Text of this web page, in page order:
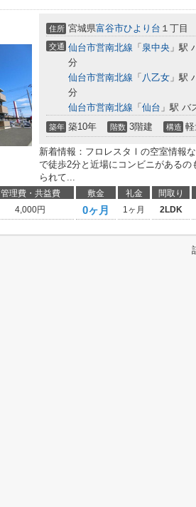
住所 宮城県富谷市ひより台 １丁目
交通 仙台市営南北線 「 泉中央 」駅
分
仙台市営南北線 「 八乙女 」駅
分
仙台市営南北線 「 仙台 」駅 バ
築年 築10年 階数 3階建 構造
新着情報：フロレスタⅠの空室情報
で徒歩2分と近場にコンビニがある
られて...
管理費・共益費 敷金 礼金 間取り
4,000円 0ヶ月 1ヶ月 2LDK